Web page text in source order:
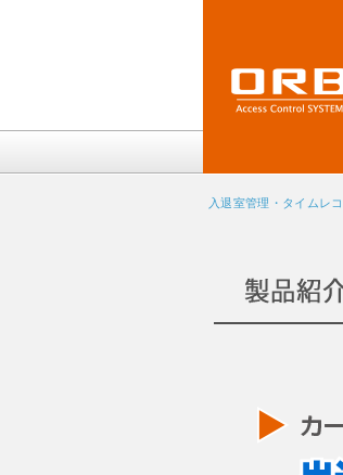
入退室管理・タイムレ